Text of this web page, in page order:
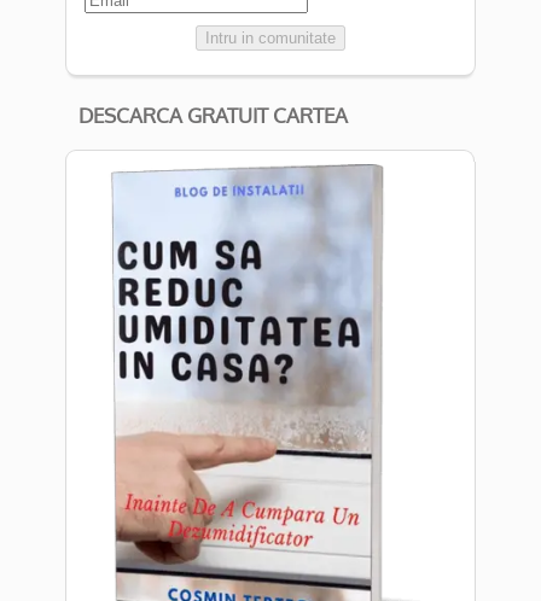
Intru in comunitate
DESCARCA GRATUIT CARTEA